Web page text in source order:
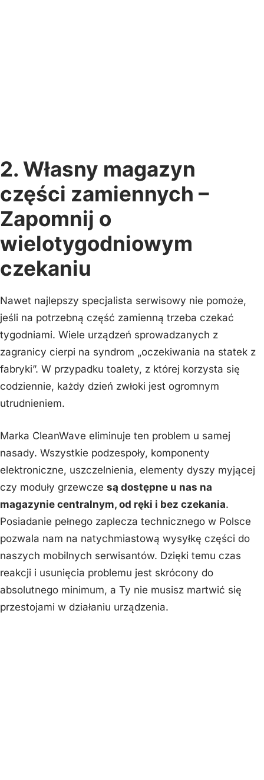
2. Własny magazyn
części zamiennych –
Zapomnij o
wielotygodniowym
czekaniu
Nawet najlepszy specjalista serwisowy nie pomoże,
jeśli na potrzebną część zamienną trzeba czekać
tygodniami. Wiele urządzeń sprowadzanych z
zagranicy cierpi na syndrom „oczekiwania na statek z
fabryki”. W przypadku toalety, z której korzysta się
codziennie, każdy dzień zwłoki jest ogromnym
utrudnieniem.
Marka CleanWave eliminuje ten problem u samej
nasady. Wszystkie podzespoły, komponenty
elektroniczne, uszczelnienia, elementy dyszy myjącej
czy moduły grzewcze są dostępne u nas na
magazynie centralnym, od ręki i bez czekania.
Posiadanie pełnego zaplecza technicznego w Polsce
pozwala nam na natychmiastową wysyłkę części do
naszych mobilnych serwisantów. Dzięki temu czas
reakcji i usunięcia problemu jest skrócony do
absolutnego minimum, a Ty nie musisz martwić się
przestojami w działaniu urządzenia.